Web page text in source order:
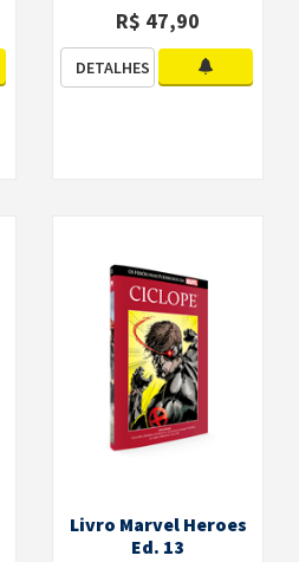
R$ 47,90
DETALHES
Livro Marvel Heroes
Ed. 13